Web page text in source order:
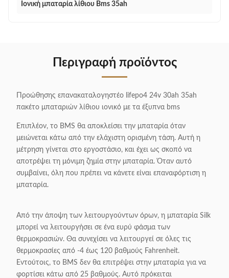
Ιονική μπαταρία λίθιου Bms 35ah
Περιγραφή προϊόντος
Προώθησης επανακαταλογηστέο lifepo4 24v 30ah 35ah
πακέτο μπαταριών λίθιου ιονικό με τα έξυπνα bms
Επιπλέον, το BMS θα αποκλείσει την μπαταρία όταν
μειώνεται κάτω από την ελάχιστη ορισμένη τάση. Αυτή η
μέτρηση γίνεται στο εργοστάσιο, και έχει ως σκοπό να
αποτρέψει τη μόνιμη ζημία στην μπαταρία. Όταν αυτό
συμβαίνει, όλη που πρέπει να κάνετε είναι επαναφόρτιση η
μπαταρία.
Από την άποψη των λειτουργούντων όρων, η μπαταρία Silk
μπορεί να λειτουργήσει σε ένα ευρύ φάσμα των
θερμοκρασιών. Θα συνεχίσει να λειτουργεί σε όλες τις
θερμοκρασίες από -4 έως 120 βαθμούς Fahrenheit.
Εντούτοις, το BMS δεν θα επιτρέψει στην μπαταρία για να
φορτίσει κάτω από 25 βαθμούς. Αυτό πρόκειται